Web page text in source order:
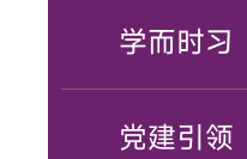
学而时习
党建引领